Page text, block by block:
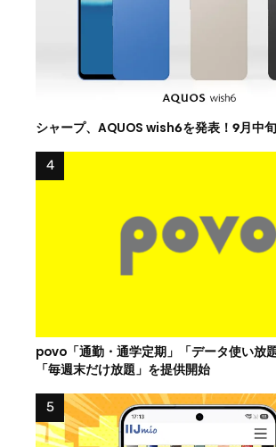
シャープ、AQUOS wish6を発表！9月中
povo「通勤・通学定期」「データ使い放
「毎週末だけ放題」を提供開始